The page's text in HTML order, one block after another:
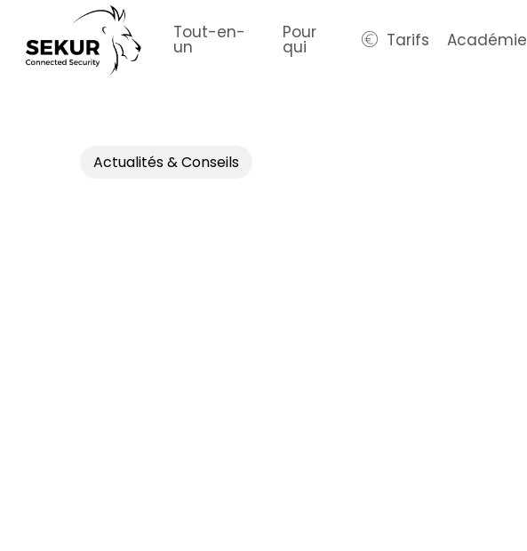
main
Tout-en-
un
Pour
qui Tarifs Académie
Actualités & Conseils